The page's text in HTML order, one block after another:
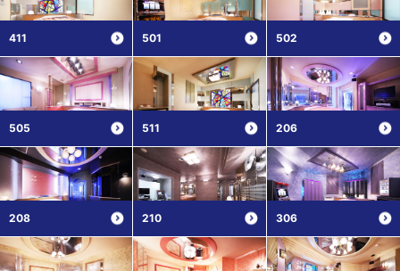
411 501 502
505 511 206
208 210 306